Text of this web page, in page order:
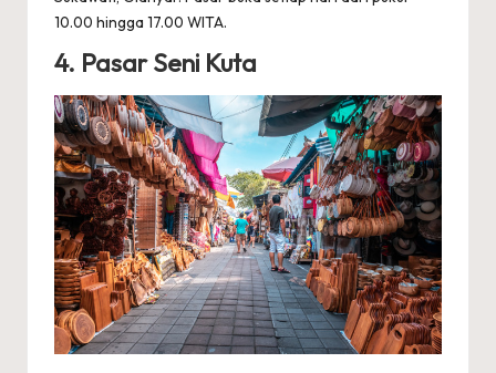
10.00 hingga 17.00 WITA.
4. Pasar Seni Kuta